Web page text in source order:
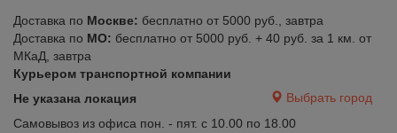
Доставка по Москве: бесплатно от 5000 руб., завтра
Доставка по МО: бесплатно от 5000 руб. + 40 руб. за 1 км. от
МКаД, завтра
Курьером транспортной компании
Не указана локация
Выбрать город
Самовывоз из офиса пон. - пят. с 10.00 по 18.00